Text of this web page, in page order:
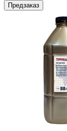
Предзаказ